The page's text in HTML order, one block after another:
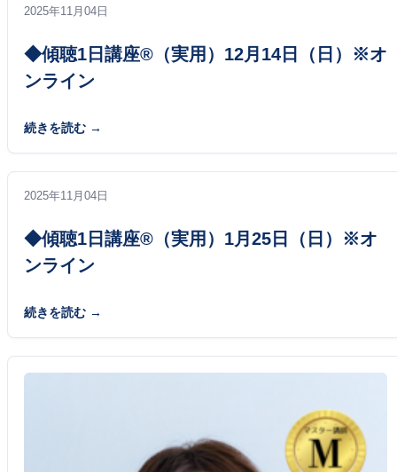
2025年11月04日
◆傾聴1日講座®（実用）12月14日（日）※オ
ンライン
続きを読む
2025年11月04日
◆傾聴1日講座®（実用）1月25日（日）※オ
ンライン
続きを読む